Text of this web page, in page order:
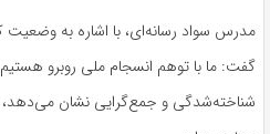
مدرس سواد رسانه‌ای، با اشاره به وضعیت
گفت: ما با توهم انسجام ملی روبرو
شناخته‌شدگی و جمع‌گرایی نشان می‌دهد،